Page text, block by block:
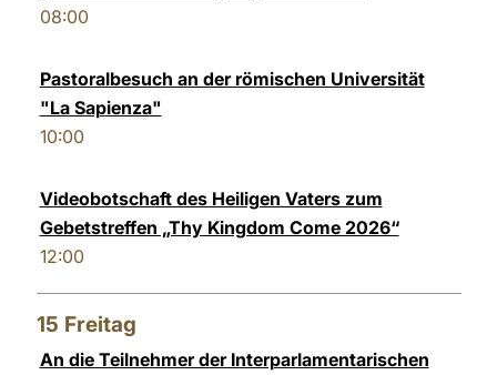
08:00
Pastoralbesuch an der römischen Universität
"La Sapienza"
10:00
Videobotschaft des Heiligen Vaters zum
Gebetstreffen „Thy Kingdom Come 2026“
12:00
15 Freitag
An die Teilnehmer der Interparlamentarischen